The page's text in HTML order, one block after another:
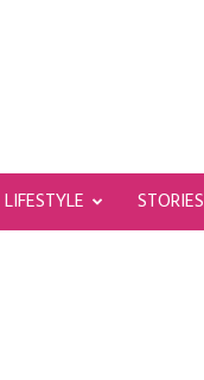
LIFESTYLE STORIES